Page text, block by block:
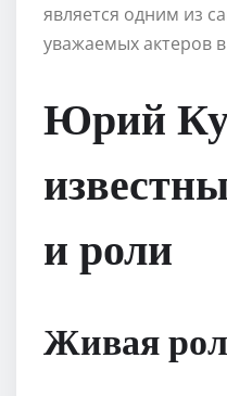
является одним из
уважаемых актеров
Юрий
и роли
Живая